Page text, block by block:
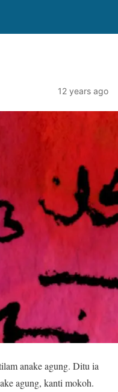
12 years ago
anake agung. Ditu ia
agung, kanti mokoh.